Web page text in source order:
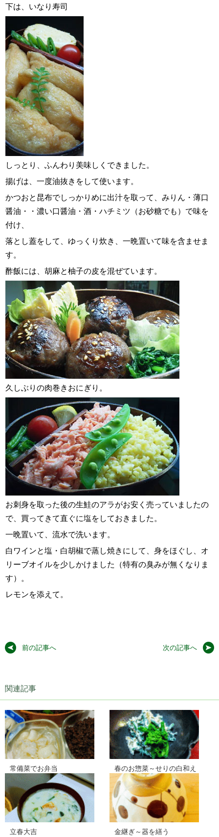
下は、いなり寿司
しっとり、ふんわり美味しくできました。
揚げは、一度油抜きをして使います。
かつおと昆布でしっかりめに出汁を取って、みりん・薄口
醤油・・濃い口醤油・酒・ハチミツ（お砂糖でも）で味を
付け、
落とし蓋をして、ゆっくり炊き、一晩置いて味を含ませま
す。
酢飯には、胡麻と柚子の皮を混ぜています。
久しぶりの肉巻きおにぎり。
お刺身を取った後の生鮭のアラがお安く売っていましたの
で、買ってきて直ぐに塩をしておきました。
一晩置いて、流水で洗います。
白ワインと塩・白胡椒で蒸し焼きにして、身をほぐし、オ
リーブオイルを少しかけました（特有の臭みが無くなりま
す）。
レモンを添えて。
前の記事へ 次の記事へ
関連記事
常備菜でお弁当 春のお惣菜～せりの白和え
立春大吉 金継ぎ～器を繕う